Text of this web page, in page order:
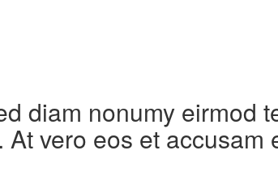
diam nonumy eirmod
vero eos et accusam